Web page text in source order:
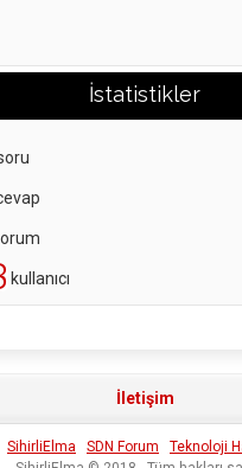
İstatistikler
kullanıcı
İletişim
SihirliElma SDN Forum
Teknoloji